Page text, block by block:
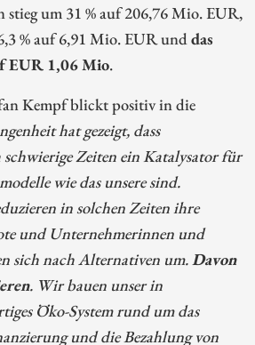
stieg um 31 % auf 206,76 Mio. EUR,
% auf 6,91 Mio. EUR unddas
EUR 1,06 Mio.
Kempf blickt positiv in die
hat gezeigt, dass
Zeiten ein Katalysator für
wie das unsere sind.
in solchen Zeiten ihre
und Unternehmerinnen und
sich nach Alternativen um.Davon
. Wir bauen unser in
Öko-System rund um das
und die Bezahlung von